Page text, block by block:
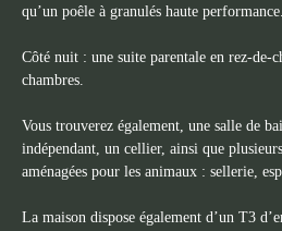
qu’un poêle à granulés haute performance.
Côté nuit : une suite parentale en rez-de-
chambres.
Vous trouverez également, une salle de
indépendant, un cellier, ainsi que
aménagées pour les animaux : sellerie,
La maison dispose également d’un T3